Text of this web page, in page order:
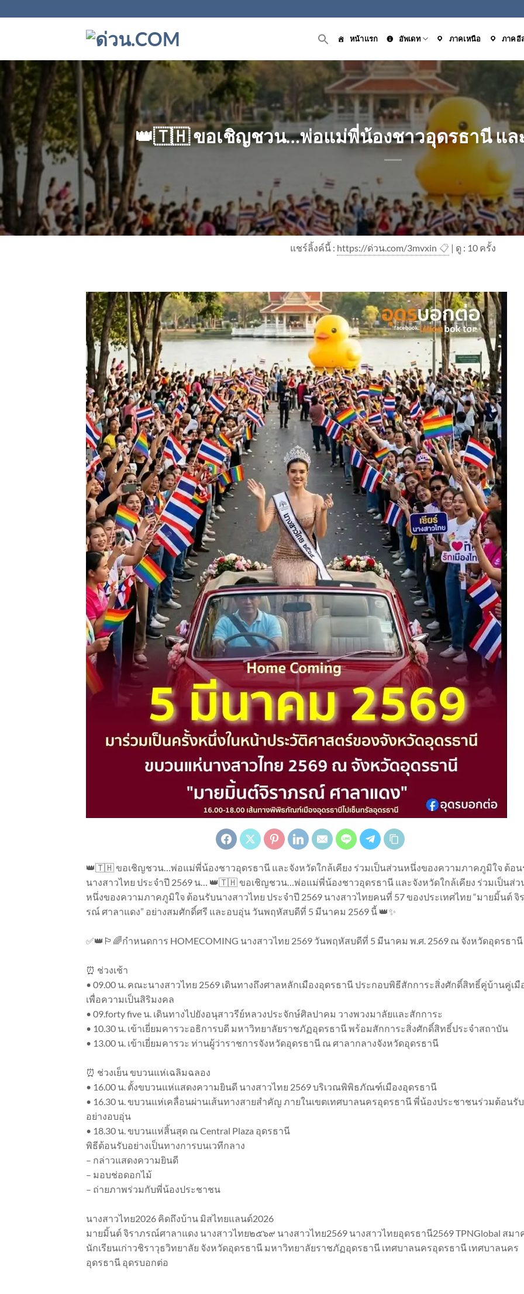
ไป
หน้าแรก อัพเดท ภาคเหนือ ภาคอี
👑🇹🇭 ขอเชิญชวน…พ่อแม่พี่น้องชาวอุดรธานี และ
แชร์ลิ้งค์นี้ : https://ด่วน.com/3mvxin 📋 | ดู : 10 ครั้ง
👑🇹🇭 ขอเชิญชวน…พ่อแม่พี่น้องชาวอุดรธานี และจังหวัดใกล้เคียง ร่วมเป็นส่วนหนึ่งของความภาคภูมิใจ ต้อน
นางสาวไทย ประจำปี 2569 น… 👑🇹🇭 ขอเชิญชวน…พ่อแม่พี่น้องชาวอุดรธานี และจังหวัดใกล้เคียง ร่วมเป็นส่ว
หนึ่งของความภาคภูมิใจ ต้อนรับนางสาวไทย ประจำปี 2569 นางสาวไทยคนที่ 57 ของประเทศไทย “มายมิ้นต์ จิ
รณ์ ศาลาแดง” อย่างสมศักดิ์ศรี และอบอุ่น วันพฤหัสบดีที่ 5 มีนาคม 2569 นี้ 👑✨
✅👑🏳️‍🌈กำหนดการ HOMECOMING นางสาวไทย 2569 วันพฤหัสบดีที่ 5 มีนาคม พ.ศ. 2569 ณ จังหวัดอุดรธานี
⏰ ช่วงเช้า
• 09.00 น. คณะนางสาวไทย 2569 เดินทางถึงศาลหลักเมืองอุดรธานี ประกอบพิธีสักการะสิ่งศักดิ์สิทธิ์คู่บ้านคู่เมื
เพื่อความเป็นสิริมงคล
• 09.forty five น. เดินทางไปยังอนุสาวรีย์หลวงประจักษ์ศิลปาคม วางพวงมาลัยและสักการะ
• 10.30 น. เข้าเยี่ยมคารวะอธิการบดี มหาวิทยาลัยราชภัฏอุดรธานี พร้อมสักการะสิ่งศักดิ์สิทธิ์ประจำสถาบัน
• 13.00 น. เข้าเยี่ยมคารวะ ท่านผู้ว่าราชการจังหวัดอุดรธานี ณ ศาลากลางจังหวัดอุดรธานี
⏰ ช่วงเย็น ขบวนแห่เฉลิมฉลอง
• 16.00 น. ตั้งขบวนแห่แสดงความยินดี นางสาวไทย 2569 บริเวณพิพิธภัณฑ์เมืองอุดรธานี
• 16.30 น. ขบวนแห่เคลื่อนผ่านเส้นทางสายสำคัญ ภายในเขตเทศบาลนครอุดรธานี พี่น้องประชาชนร่วมต้อนรับ
อย่างอบอุ่น
• 18.30 น. ขบวนแห่สิ้นสุด ณ Central Plaza อุดรธานี
พิธีต้อนรับอย่างเป็นทางการบนเวทีกลาง
– กล่าวแสดงความยินดี
– มอบช่อดอกไม้
– ถ่ายภาพร่วมกับพี่น้องประชาชน
นางสาวไทย2026 คิดถึงบ้าน มิสไทยแลนด์2026
มายมิ้นต์ จิราภรณ์ศาลาแดง นางสาวไทย๒๕๖๙ นางสาวไทย2569 นางสาวไทยอุดรธานี2569 TPNGlobal สมา
นักเรียนเก่าวชิราวุธวิทยาลัย จังหวัดอุดรธานี มหาวิทยาลัยราชภัฏอุดรธานี เทศบาลนครอุดรธานี เทศบาลนคร
อุดรธานี อุดรบอกต่อ